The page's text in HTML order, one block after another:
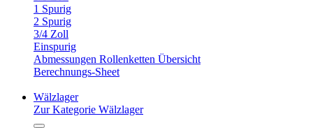
1 Spurig
2 Spurig
3/4 Zoll
Einspurig
Abmessungen Rollenketten Übersicht
Berechnungs-Sheet
Wälzlager
Zur Kategorie Wälzlager